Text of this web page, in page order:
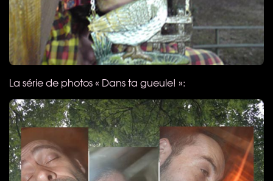
La série de photos « Dans ta gueule! »: